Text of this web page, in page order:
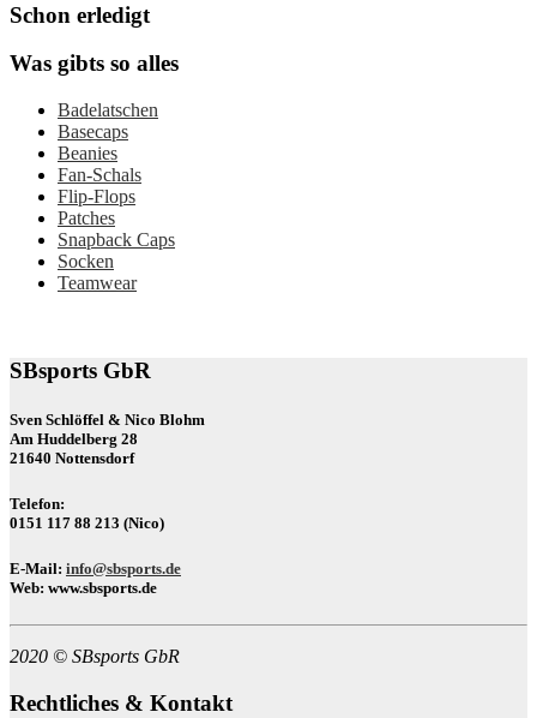
Schon erledigt
Was gibts so alles
Badelatschen
Basecaps
Beanies
Fan-Schals
Flip-Flops
Patches
Snapback Caps
Socken
Teamwear
SBsports GbR
Sven Schlöffel & Nico Blohm
Am Huddelberg 28
21640 Nottensdorf
Telefon:
0151 117 88 213 (Nico)
E-Mail: info@sbsports.de
Web: www.sbsports.de
2020 © SBsports GbR
Rechtliches & Kontakt